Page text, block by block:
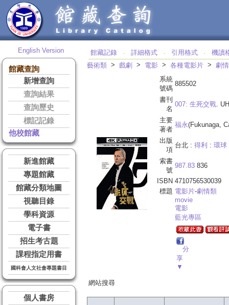
English Version
館藏查詢
新增查詢
查詢結果
查詢歷史
標記記錄
他校館藏
新進館藏
專題館藏
館藏分類地圖
視聽目錄
學科資源
電子書
招生考古題
課程指定用書
國科會人文社會專題書目
個人書房
館藏記錄 ‧ 詳細格式 ‧ 引用格式 ‧
機讀
藝術類 > 戲劇 > 電影 > 各種電影片 > 劇
系統
號碼
885502
書刊
名
007: 生死交戰.
主要
著者
福永(Fukunaga,
出版
項
台北 : 得利 : 環球
索書
號
987.83 836
ISBN 4710756530039
標題 電影片-劇情類
movie
電影
藍光專區
分
享
▼
網站搜尋